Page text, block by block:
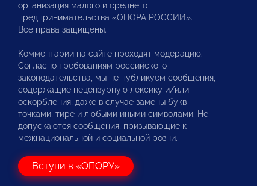
организация малого и среднего
предпринимательства «ОПОРА РОССИИ».
Все права защищены.
Комментарии на сайте проходят модерацию.
Согласно требованиям российского
законодательства, мы не публикуем сообщения,
содержащие нецензурную лексику и/или
оскорбления, даже в случае замены букв
точками, тире и любыми иными символами. Не
допускаются сообщения, призывающие к
межнациональной и социальной розни.
Вступи в «ОПОРУ»